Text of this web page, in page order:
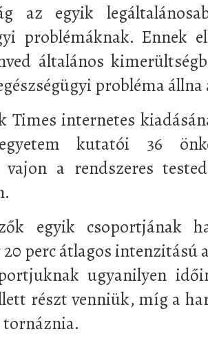
az egyik
problémáknak. Ennek
általános
probléma
Times internetes
kutatói 36
vajon a rendszeres
egyik csoportjának
perc átlagos intenzitású
ugyanilyen
részt venniük, míg a